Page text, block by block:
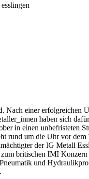
Nach einer erfolgreichen
haben sich
in einen unbefristeten
rund um die Uhr vor dem
der IG Metall
britischen IMI Konzern
und